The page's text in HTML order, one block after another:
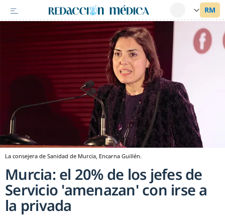
La consejera de Sanidad de Murcia, Encarna Guillén.
Murcia: el 20% de los jefes de
Servicio 'amenazan' con irse a
la privada